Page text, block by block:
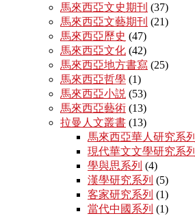
馬來西亞文史期刊 (37)
馬來西亞文藝期刊 (21)
馬來西亞歷史 (47)
馬來西亞文化 (42)
馬來西亞地方書寫 (25)
馬來西亞哲學 (1)
馬來西亞小説 (53)
馬來西亞藝術 (13)
拉曼人文叢書 (13)
馬來西亞華人研究系列
現代華文文學研究系列
學與思系列 (4)
漢學研究系列 (5)
客家研究系列 (1)
當代中國系列 (1)